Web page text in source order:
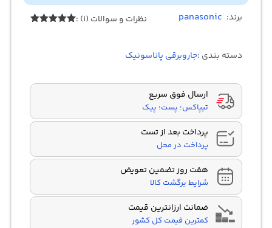
برند: panasonic نظرات و سوالات (1) :
دسته بندی :جاروبرقی پاناسونیک
ارسال فوق سریع
تیپاکس؛ پست؛ پیک
پرداخت بعد از تست
پرداخت در محل
هفت روز تضمین تعویض
شرایط برگشت کالا
ضمانت ارزانترین قیمت
کمترین قیمت کل کشور